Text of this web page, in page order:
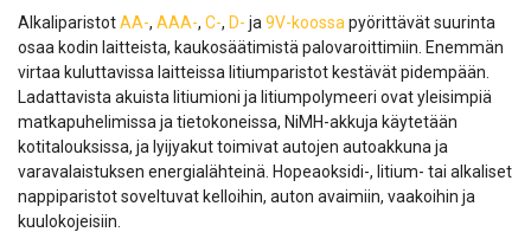
AlkaliparistotAA-, AAA-, C-, D- ja 9V-koossa pyörittävät suurinta
osaa kodin laitteista, kaukosäätimistä palovaroittimiin. Enemmän
virtaa kuluttavissa laitteissa litiumparistot kestävät pidempään.
Ladattavista akuista litiumioni ja litiumpolymeeri ovat yleisimpiä
matkapuhelimissa ja tietokoneissa, NiMH-akkuja käytetään
kotitalouksissa, ja lyijyakut toimivat autojen autoakkuna ja
varavalaistuksen energialähteinä. Hopeaoksidi-, litium- tai alkaliset
nappiparistot soveltuvat kelloihin, auton avaimiin, vaakoihin ja
kuulokojeisiin.